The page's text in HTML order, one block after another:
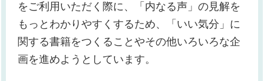
をご利用いただく際に、「内なる声」の見解を
もっとわかりやすくするため、「いい気分」に
関する書籍をつくることやその他いろいろな企
画を進めようとしています。